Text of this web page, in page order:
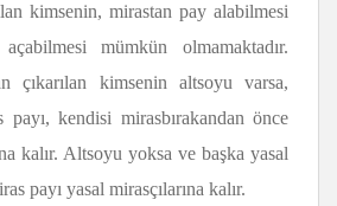
kimsenin, mirastan pay alabilmesi
mümkün olmamaktadır.
çıkarılan kimsenin altsoyu varsa,
kendisi mirasbırakandan önce
kalır. Altsoyu yoksa ve başka yasal
payı yasal mirasçılarına kalır.